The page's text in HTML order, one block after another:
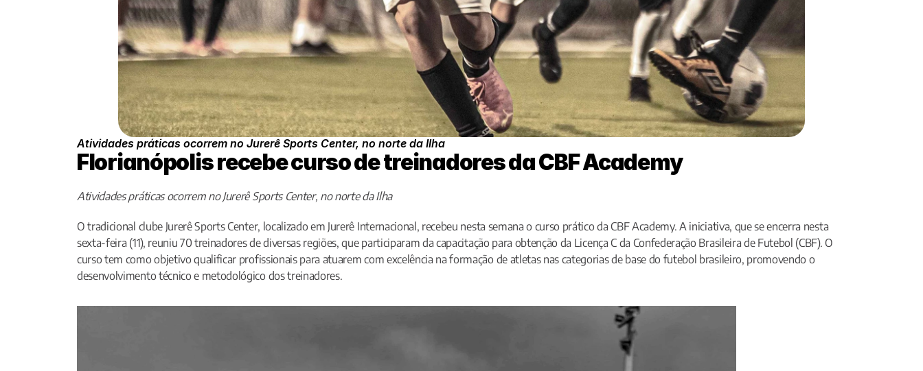
Atividades práticas ocorrem no Jurerê Sports Center, no norte da Ilha
Florianópolis recebe curso de treinadores da CBF Academy
Atividades práticas ocorrem no Jurerê Sports Center, no norte da Ilha
O tradicional clube Jurerê Sports Center, localizado em Jurerê Internacional, recebeu nesta semana o curso prático da CBF Academy. A iniciativa, que se encerra nesta
sexta-feira (11), reuniu 70 treinadores de diversas regiões, que participaram da capacitação para obtenção da Licença C da Confederação Brasileira de Futebol (CBF). O
curso tem como objetivo qualificar profissionais para atuarem com excelência na formação de atletas nas categorias de base do futebol brasileiro, promovendo o
desenvolvimento técnico e metodológico dos treinadores.